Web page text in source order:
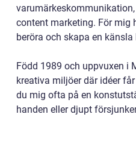
content marketing. För mig
beröra och skapa en
Född 1989 och uppvuxen i
kreativa miljöer där idéer
du mig ofta på en
handen eller djupt